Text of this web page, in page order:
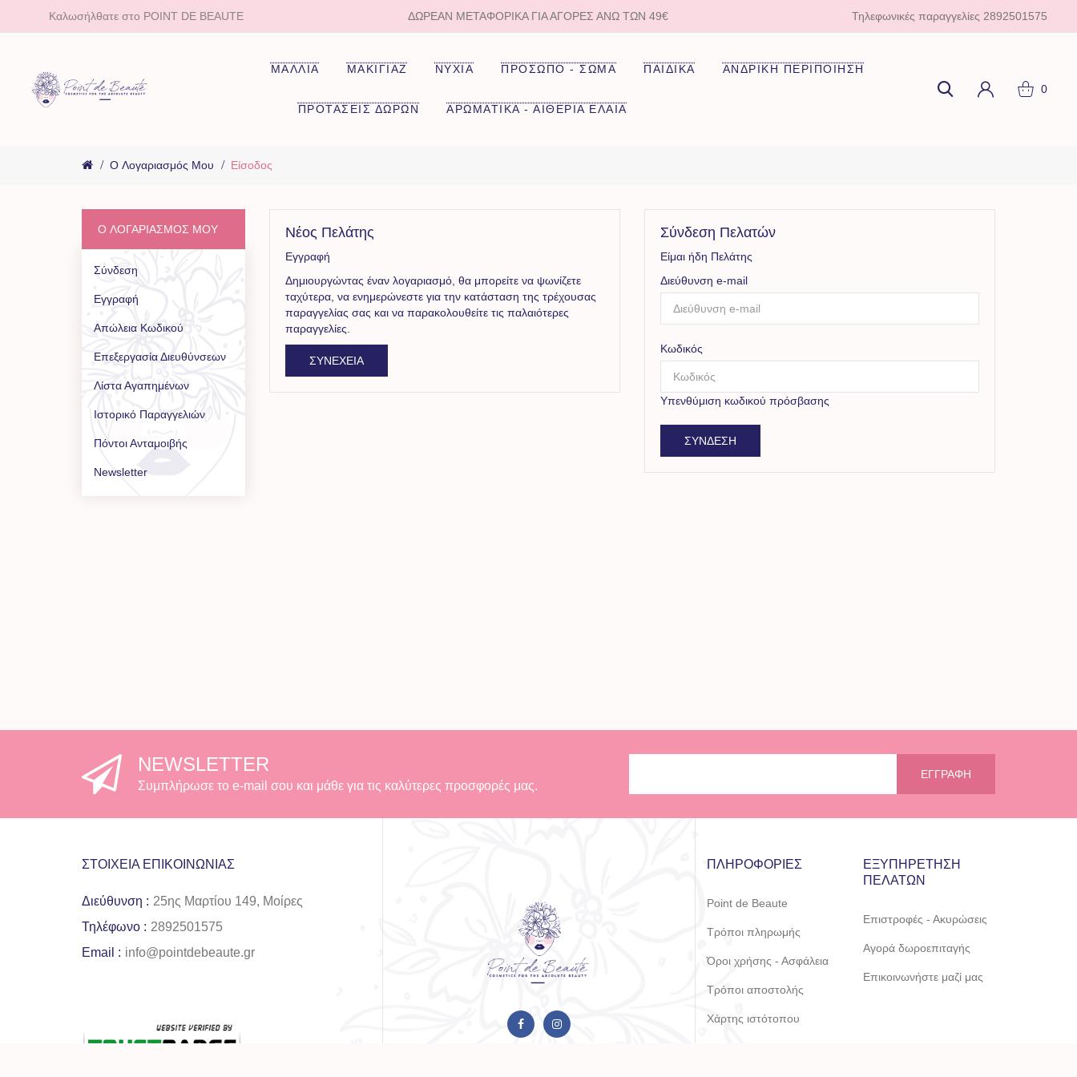
Καλωσήλθατε στο POINT DE BEAUTE ΔΩΡΕΑΝ ΜΕΤΑΦΟΡΙΚΑ ΓΙΑ ΑΓΟΡΈΣ ΆΝΩ ΤΩΝ 49€ Τηλεφωνικές παραγγελίες 2892501575
ΜΑΛΛΙΑ ΜΑΚΙΓΙΑΖ ΝΥΧΙΑ ΠΡΟΣΩΠΟ - ΣΩΜΑ ΠΑΙΔΙΚΑ ΑΝΔΡΙΚΗ ΠΕΡΙΠΟΙΗΣΗ
ΠΡΟΤΑΣΕΙΣ ΔΩΡΩΝ ΑΡΩΜΑΤΙΚΑ - ΑΙΘΕΡΙΑ ΕΛΑΙΑ
0
O Λογαριασμός Μου Είσοδος
O ΛΟΓΑΡΙΑΣΜΌΣ ΜΟΥ
Σύνδεση
Εγγραφή
Απώλεια Κωδικού
Επεξεργασία Διευθύνσεων
Λίστα Αγαπημένων
Ιστορικό Παραγγελιών
Πόντοι Ανταμοιβής
Newsletter
Νέος Πελάτης
Εγγραφή
Δημιουργώντας έναν λογαριασμό, θα μπορείτε να ψωνίζετε
ταχύτερα, να ενημερώνεστε για την κατάσταση της τρέχουσας
παραγγελίας σας και να παρακολουθείτε τις παλαιότερες
παραγγελίες.
ΣΥΝΈΧΕΙΑ
Σύνδεση Πελατών
Είμαι ήδη Πελάτης
Διεύθυνση e-mail
Κωδικός
Υπενθύμιση κωδικού πρόσβασης
NEWSLETTER
Συμπλήρωσε το e-mail σου και μάθε για τις καλύτερες προσφορές μας.
ΕΓΓΡΑΦΉ
ΣΤΟΙΧΕΊΑ ΕΠΙΚΟΙΝΩΝΊΑΣ
Διεύθυνση : 25ης Μαρτίου 149, Μοίρες
Τηλέφωνο : 2892501575
Email : info@pointdebeaute.gr
ΠΛΗΡΟΦΟΡΊΕΣ
Point de Beaute
Τρόποι πληρωμής
Όροι χρήσης - Ασφάλεια
Τρόποι αποστολής
Χάρτης ιστότοπου
ΕΞΥΠΗΡΈΤΗΣΗ
ΠΕΛΑΤΏΝ
Επιστροφές - Ακυρώσεις
Αγορά δωροεπιταγής
Επικοινωνήστε μαζί μας